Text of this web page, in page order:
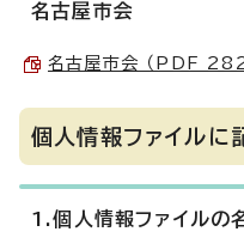
名古屋市会
名古屋市会 （PDF
個人情報ファイルに
1.個人情報ファイルの